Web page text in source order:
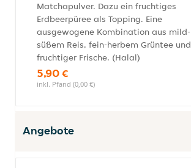
Matchapulver. Dazu ein fruchtiges
Erdbeerpüree als Topping. Eine
ausgewogene Kombination aus mild-
süßem Reis, fein-herbem Grüntee und
fruchtiger Frische. (Halal)
5,90 €
inkl. Pfand (0,00 €)
Angebote